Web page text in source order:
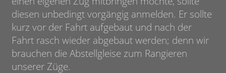
diesen unbedingt vorgängig anmelden. Er sollte
kurz vor der Fahrt aufgebaut und nach der
Fahrt rasch wieder abgebaut werden; denn wir
brauchen die Abstellgleise zum Rangieren
unserer Züge.